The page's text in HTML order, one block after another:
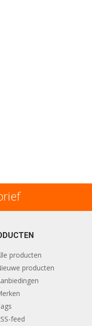
producten
producten
feed